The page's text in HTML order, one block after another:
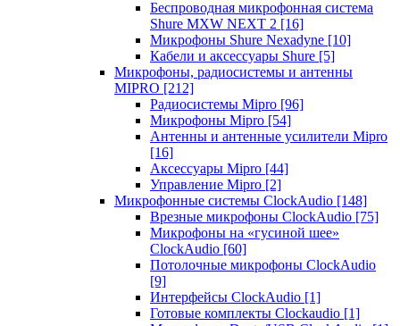
Беспроводная микрофонная система
Shure MXW NEXT 2 [16]
Микрофоны Shure Nexadyne [10]
Кабели и аксессуары Shure [5]
Микрофоны, радиосистемы и антенны
MIPRO [212]
Радиосистемы Mipro [96]
Микрофоны Mipro [54]
Антенны и антенные усилители Mipro
[16]
Аксессуары Mipro [44]
Управление Mipro [2]
Микрофонные системы ClockAudio [148]
Врезные микрофоны ClockAudio [75]
Микрофоны на «гусиной шее»
ClockAudio [60]
Потолочные микрофоны ClockAudio
[9]
Интерфейсы ClockAudio [1]
Готовые комплекты Clockaudio [1]